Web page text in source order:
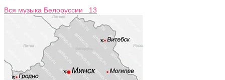
Вся музыка Белоруссии 13